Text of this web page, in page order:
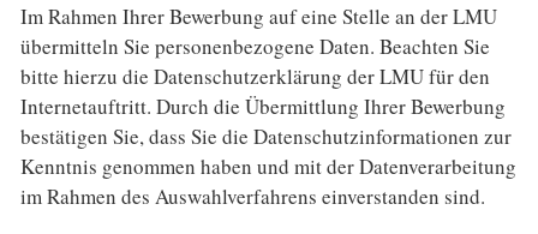
Im Rahmen Ihrer Bewerbung auf eine Stelle an der LMU
über­mitteln Sie personenbezogene Daten. Beachten Sie
bitte hierzu die Daten­schutz­erklärung der LMU für den
Internet­auftritt. Durch die Über­mittlung Ihrer Bewerbung
bestätigen Sie, dass Sie die Datenschutz­informationen zur
Kenntnis genommen haben und mit der Daten­verarbeitung
im Rahmen des Auswahl­verfahrens ein­ver­standen sind.